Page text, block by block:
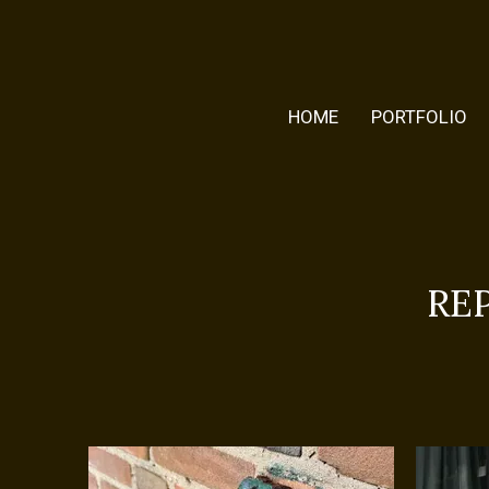
HOME PORTFOLIO
LIEFDE
EVENTS